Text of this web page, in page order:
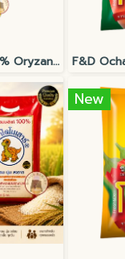
King Rice Oil 100% Oryzanol 10000ppm
New